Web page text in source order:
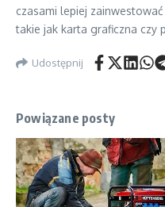
czasami lepiej
takie jak karta graficzna czy
Udostępnij
Powiązane posty